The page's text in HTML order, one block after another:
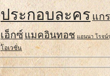
ประกอบละคร แก
เอ็กซ์แมคอินทอช แอนนา โรจน์
โอเวชั่น